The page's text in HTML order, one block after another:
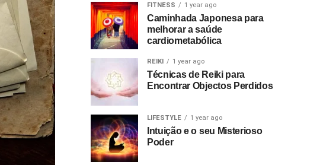
FITNESS 1 year ago
Caminhada Japonesa para
melhorar a saúde
cardiometabólica
REIKI 1 year ago
Técnicas de Reiki para
Encontrar Objectos Perdidos
LIFESTYLE 1 year ago
Intuição e o seu Misterioso
Poder